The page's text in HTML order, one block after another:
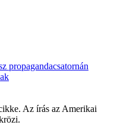
propagandacsatornán
Az írás az Amerikai